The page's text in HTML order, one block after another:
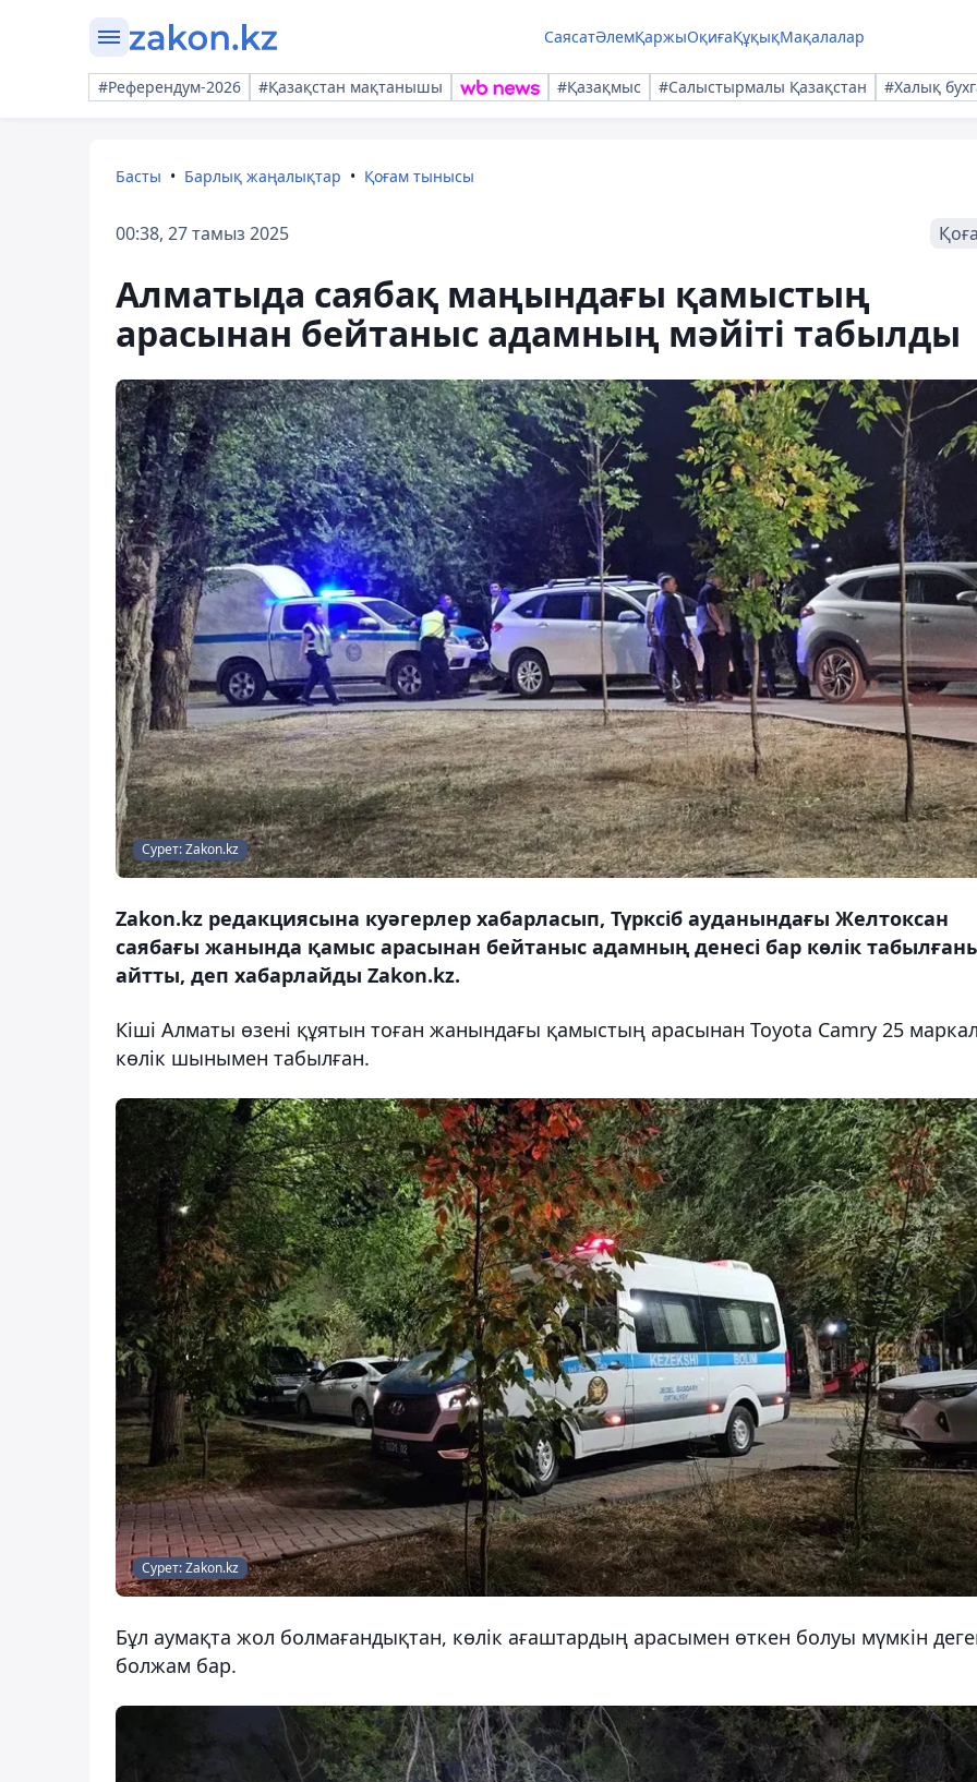
СаясатӘлемҚаржыОқиғаҚұқықМақалалар
#Референдум-2026 #Қазақстан мақтанышы #Қазақмыс #Салыстырмалы Қазақстан #Халық
Басты Барлық жаңалықтар Қоғам тынысы
00:38, 27 тамыз 2025
Алматыда саябақ маңындағы қамыстың
арасынан бейтаныс адамның мәйіті табылды
Сурет: Zakon.kz
Zakon.kz редакциясына куәгерлер хабарласып, Түрксіб ауданындағы Желтоксан
саябағы жанында қамыс арасынан бейтаныс адамның денесі бар көлік
айтты, деп хабарлайды Zakon.kz.
Кіші Алматы өзені құятын тоған жанындағы қамыстың арасынан Toyota Camry 25
көлік шынымен табылған.
Сурет: Zakon.kz
Бұл аумақта жол болмағандықтан, көлік ағаштардың арасымен өткен болуы мүмкін
болжам бар.